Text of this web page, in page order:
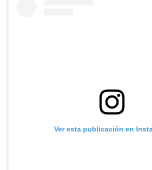
Ver esta publicación en